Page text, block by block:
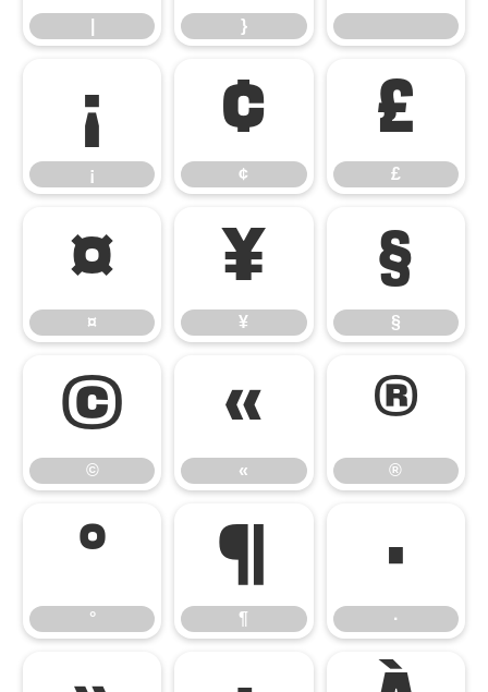
}
¡
¡
¢
¢
£
£
¤
¤
¥
¥
§
§
©
©
«
«
®
®
°
°
¶
¶
·
·